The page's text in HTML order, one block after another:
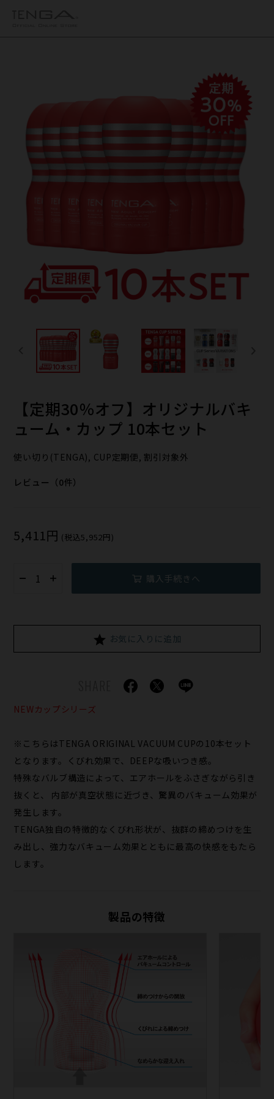
【定期30％オフ】オリジナルバキ
ューム・カップ 10本セット
使い切り(TENGA), CUP定期便, 割引対象外
レビュー（0件）
5,411円 (税込5,952円)
購入手続きへ
お気に入りに追加
NEWカップシリーズ
※こちらはTENGA ORIGINAL VACUUM CUPの10本セット
となります。くびれ効果で、DEEPな吸いつき感。
特殊なバルブ構造によって、エアホールをふさぎながら引き
抜くと、 内部が真空状態に近づき、驚異のバキューム効果が
発生します。
TENGA独自の特徴的なくびれ形状が、抜群の締めつけを生
み出し、強力なバキューム効果とともに最高の快感をもたら
します。
製品の特徴